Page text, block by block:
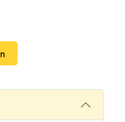
R9-3285 aantal